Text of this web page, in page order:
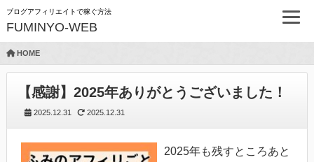
ブログアフィリエイトで稼ぐ方法
FUMINYO-WEB
HOME
【感謝】2025年ありがとうございました！
2025.12.31 2025.12.31
2025年も残すところあと